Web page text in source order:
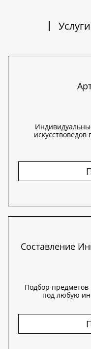
Составление
Подбор предметов
под любую